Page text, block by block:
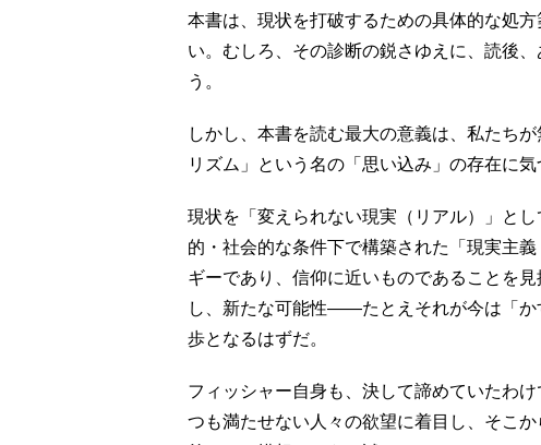
本書は、現状を打破するための具体的な処
い。むしろ、その診断の鋭さゆえに、読後
う。
しかし、本書を読む最大の意義は、私たち
リズム」という名の「思い込み」の存在に気
現状を「変えられない現実（リアル）」と
的・社会的な条件下で構築された「現実主
ギーであり、信仰に近いものであることを
し、新たな可能性――たとえそれが今は「
歩となるはずだ。
フィッシャー自身も、決して諦めていたわ
つも満たせない人々の欲望に着目し、そこ